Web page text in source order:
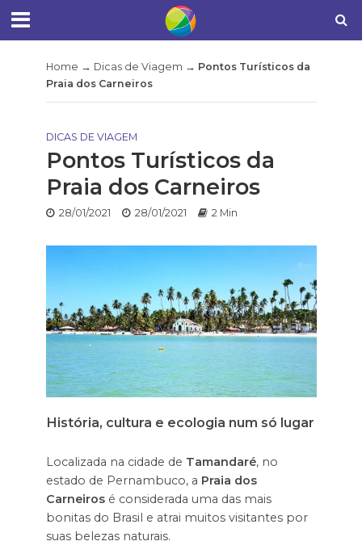
Home → Dicas de Viagem → Pontos Turísticos da
Praia dos Carneiros
DICAS DE VIAGEM
Pontos Turísticos da
Praia dos Carneiros
28/01/2021 28/01/2021 2 Min
História, cultura e ecologia num só lugar
Localizada na cidade de Tamandaré, no
estado de Pernambuco, a Praia dos
Carneirosé considerada uma das mais
bonitas do Brasil e atrai muitos visitantes por
suas belezas naturais.